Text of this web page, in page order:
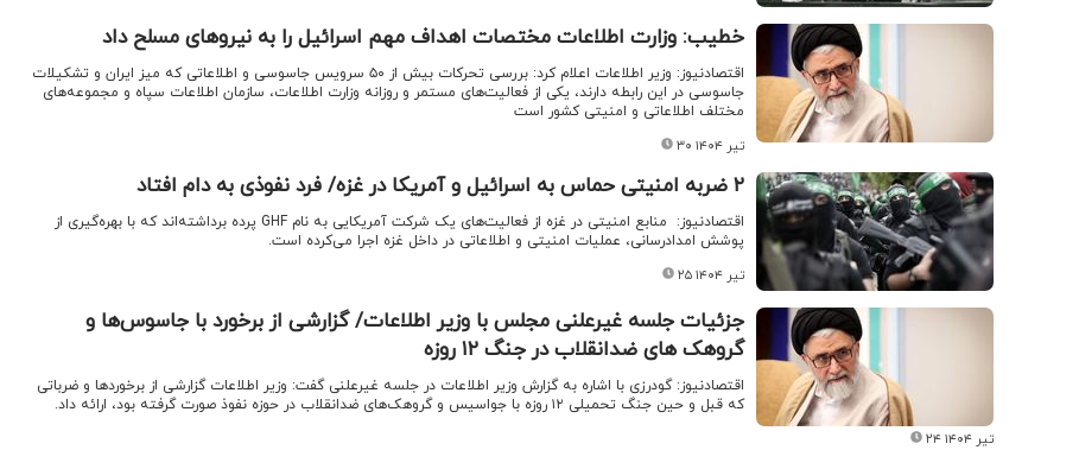
خطیب: وزارت اطلاعات مختصات اهداف مهم اسرائیل را به نیروهای مسلح داد
اقتصادنیوز: وزیر اطلاعات اعلام کرد: بررسی تحرکات بیش از ۵۰ سرویس جاسوسی و اطلاعاتی که میز ایران و تشکیلات
جاسوسی در این رابطه دارند، یکی از فعالیت‌های مستمر و روزانه وزارت اطلاعات، سازمان اطلاعات سپاه و مجموعه‌های
مختلف اطلاعاتی و امنیتی کشور است
۳۰ تیر ۱۴۰۴
۲ ضربه امنیتی حماس به اسرائیل و آمریکا در غزه/ فرد نفوذی به دام افتاد
اقتصادنیوز: ​ منابع امنیتی در غزه از فعالیت‌های یک شرکت آمریکایی به نام GHF پرده برداشته‌اند که با بهره‌گیری از
پوشش امدادرسانی، عملیات امنیتی و اطلاعاتی در داخل غزه اجرا می‌کرده است.
۲۵ تیر ۱۴۰۴
جزئیات جلسه غیرعلنی مجلس با وزیر اطلاعات/ گزارشی از برخورد با جاسوس‌ها و
گروهک های ضدانقلاب در جنگ ۱۲ روزه
اقتصادنیوز: گودرزی با اشاره به گزارش وزیر اطلاعات در جلسه غیرعلنی گفت: وزیر اطلاعات گزارشی از برخوردها و ضرباتی
که قبل و حین جنگ تحمیلی ۱۲ روزه با جواسیس و گروهک‌های ضدانقلاب در حوزه نفوذ صورت گرفته بود، ارائه داد.
۲۴ تیر ۱۴۰۴